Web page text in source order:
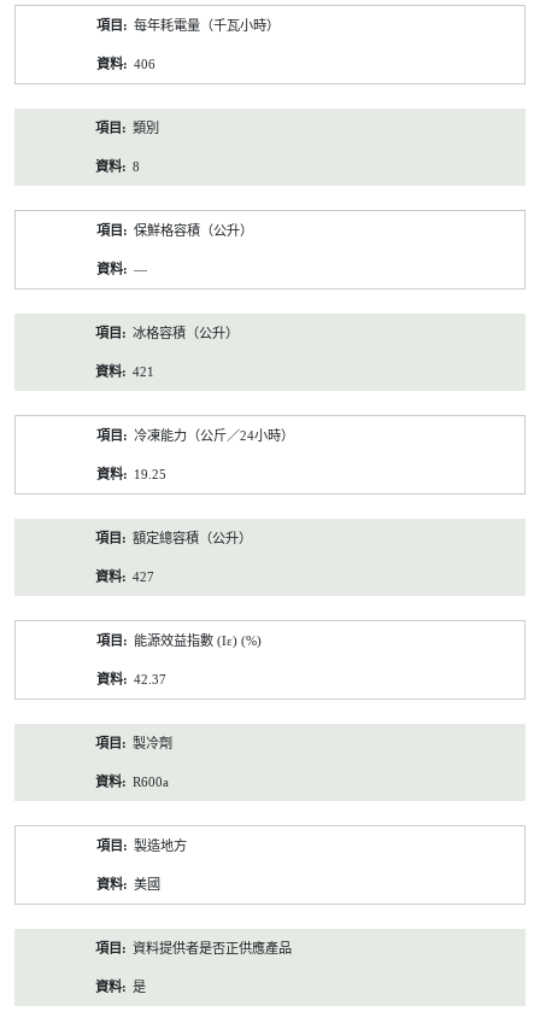
每年耗電量（千瓦小時）
406
類別
8
保鮮格容積（公升）
—
冰格容積（公升）
421
冷凍能力（公斤／24小時）
19.25
額定總容積（公升）
427
能源效益指數 (Iε) (%)
42.37
製冷劑
R600a
製造地方
美國
資料提供者是否正供應產品
是